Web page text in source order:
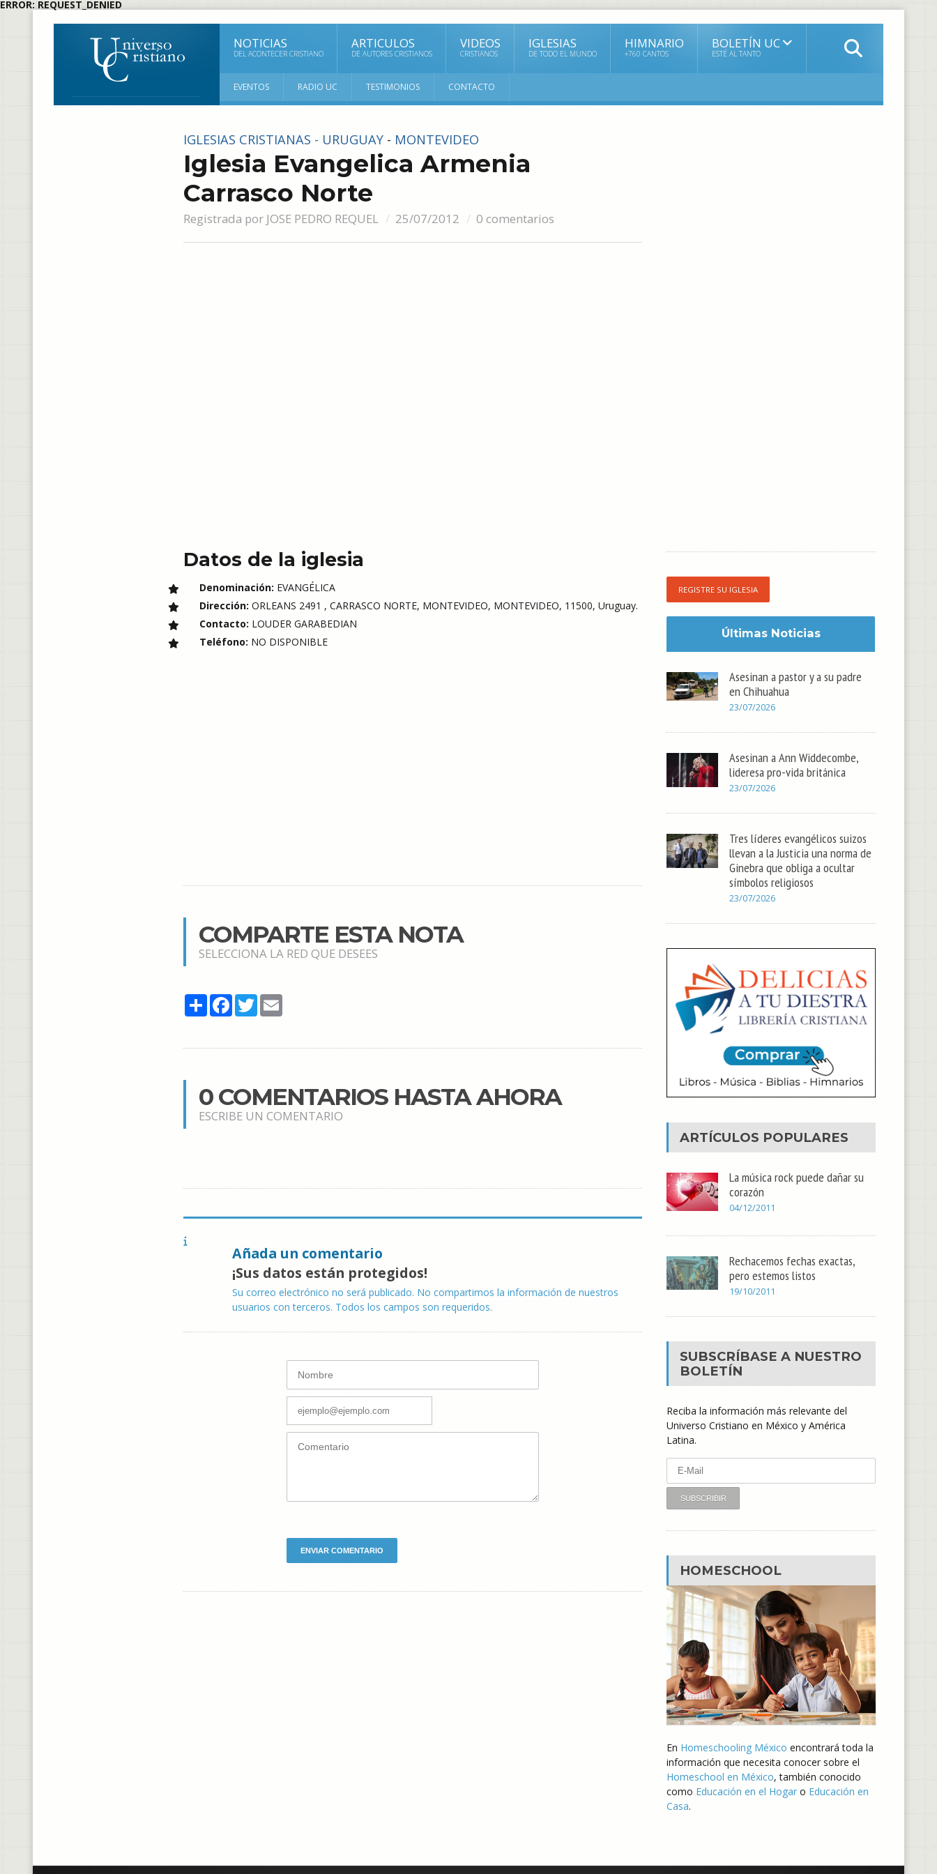
ERROR: REQUEST_DENIED
NOTICIAS
DEL ACONTECER CRISTIANO
ARTICULOS
DE AUTORES CRISTIANOS
VIDEOS
CRISTIANOS
IGLESIAS
DE TODO EL MUNDO
HIMNARIO
+760 CANTOS
BOLETÍN UC
ESTÉ AL TANTO
EVENTOS RADIO UC TESTIMONIOS CONTACTO
IGLESIAS CRISTIANAS - URUGUAY- MONTEVIDEO
Iglesia Evangelica Armenia
Carrasco Norte
Registrada por JOSE PEDRO REQUEL 25/07/2012 0 comentarios
Datos de la iglesia
Denominación: EVANGÉLICA
Dirección: ORLEANS 2491 , CARRASCO NORTE, MONTEVIDEO, MONTEVIDEO, 11500, Uruguay.
Contacto: LOUDER GARABEDIAN
Teléfono: NO DISPONIBLE
COMPARTE ESTA NOTA
SELECCIONA LA RED QUE DESEES
ShareFacebook
TwitterEmail
0 COMENTARIOS HASTA AHORA
ESCRIBE UN COMENTARIO
Añada un comentario
¡Sus datos están protegidos!
Su correo electrónico no será publicado. No compartimos la información de nuestros
usuarios con terceros. Todos los campos son requeridos.
REGISTRE SU IGLESIA
Últimas Noticias
Asesinan a pastor y a su padre
en Chihuahua
23/07/2026
Asesinan a Ann Widdecombe,
lideresa pro-vida británica
23/07/2026
Tres líderes evangélicos suizos
llevan a la Justicia una norma de
Ginebra que obliga a ocultar
símbolos religiosos
23/07/2026
ARTÍCULOS POPULARES
La música rock puede dañar su
corazón
04/12/2011
Rechacemos fechas exactas,
pero estemos listos
19/10/2011
SUBSCRÍBASE A NUESTRO
BOLETÍN
Reciba la información más relevante del
Universo Cristiano en México y América
Latina.
HOMESCHOOL
En Homeschooling México encontrará toda la
información que necesita conocer sobre el
Homeschool en México, también conocido
como Educación en el Hogar o Educación en
Casa.